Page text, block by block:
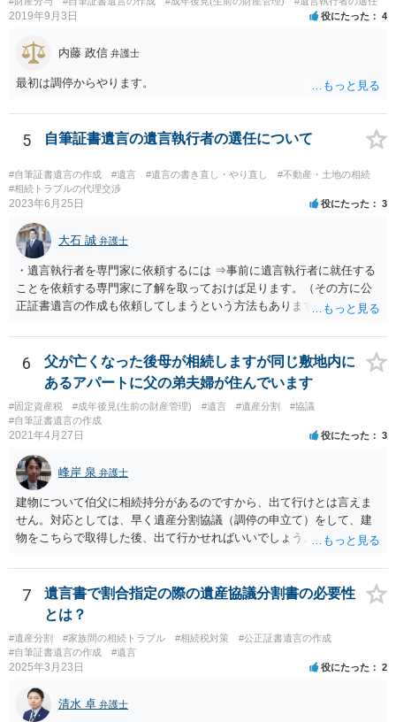
子縁組の必要があり 氏も変更することになります。 しかし 彼は成人
しているとは言え、自分の子と私の連れ子、全て平等にしたいと希
望。もちろん私もそうできればと思います。 ・・・婚姻前の契約 あ
るいは 遺言書などで その意思を実現する方法はあります。 弁護
士に相談してみてください。
2019年9月3日 役にたった 4
内藤 政信 弁護士
最初は調停からやります。
5 自筆証書遺言の遺言執行者の選任について
#自筆証書遺言の作成 #遺言 #遺言の書き直し・やり直し
#不動産・土地の相続
#相続トラブルの代理交渉
2023年6月25日 役にたった 3
大石 誠 弁護士
・遺言執行者を専門家に依頼するには ⇒事前に遺言執行者に就任する
ことを依頼する専門家に了解を取っておけば足ります。（その方に公
正証書遺言の作成も依頼してしまうという方法もあります） 事前に了
ません。 遺言執行者に就任し、遺言執行が完了したときの報酬だけ、
弁護士費用としてかかります。 ・亡くなった際に、法務局に預けた自
筆証書遺言の存在を親族がなかったものにされる可能性 ⇒自筆の遺言
書を法務局に保管した場合、死亡後、法務局に遺言書の有無を照会す
ることになりますので、「法務局に預けた自筆証書遺言の存在を親族
がなかったもの」にすることはできません。 存在をなかったものにす
がありえますが、その予防方法は、遺言者と面談してみないと判断が
難しいです。
6
父が亡くなった後母が相続しますが同じ敷地内に
あるアパートに父の弟夫婦が住んでいます
#固定資産税 #成年後見(生前の財産管理) #遺言 #遺産分割
#協議
#自筆証書遺言の作成
2021年4月27日 役にたった 3
峰岸 泉 弁護士
建物について伯父に相続持分があるのですから、出て行けとは言えま
せん。対応としては、早く遺産分割協議（調停の申立て）をして、建
物をこちらで取得した後、出て行かせればいいでしょう。 建物の固定
っていない部分については請求すればいいと思います。 なお、家賃に
ついては、お父様自身が遺産分割手続をしなかったのですから、あき
らめるしかないと思います。
7
遺言書で割合指定の際の遺産協議分割書の必要性
とは？
#遺産分割 #家族間の相続トラブル #相続税対策
#公正証書遺言の作成
#自筆証書遺言の作成
#遺言
2025年3月23日 役にたった 2
清水 卓 弁護士